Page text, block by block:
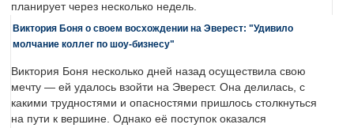
планирует через несколько недель.
Виктория Боня о своем восхождении на Эверест: "Удивило
молчание коллег по шоу-бизнесу"
Виктория Боня несколько дней назад осуществила свою
мечту — ей удалось взойти на Эверест. Она делилась, с
какими трудностями и опасностями пришлось столкнуться
на пути к вершине. Однако её поступок оказался